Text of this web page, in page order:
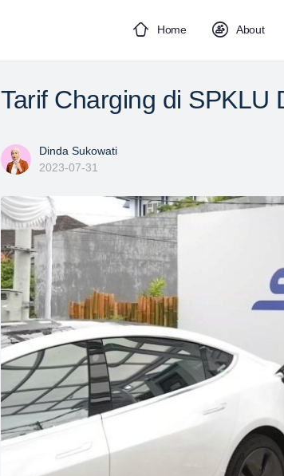
Home About
Tarif Charging di SPKLU
Dinda Sukowati
2023-07-31